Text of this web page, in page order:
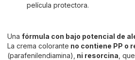
película protectora.
Una fórmula con bajo potencial de
La crema colorante no contiene PP o
(parafenilendiamina), ni resorcina ,